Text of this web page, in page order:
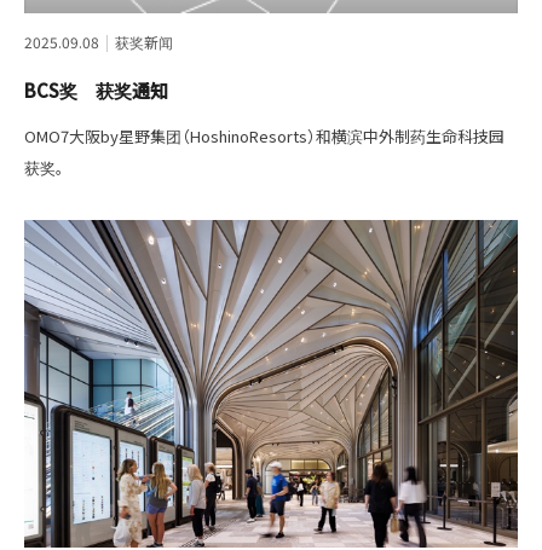
2025.09.08 获奖新闻
BCS奖 获奖通知
OMO7大阪by星野集团（HoshinoResorts）和横滨中外制药生命科技园
获奖。